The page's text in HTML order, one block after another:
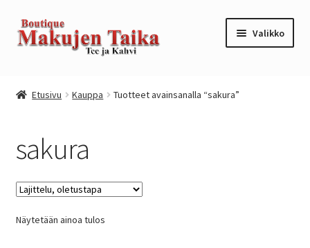
Siirry
navigointiin
Siirry
sisältöön
Valikko
Kassa
Kauppa
Oma tili
Etusivu Kauppa Tuotteet avainsanalla “sakura”
sakura
Näytetään ainoa tulos